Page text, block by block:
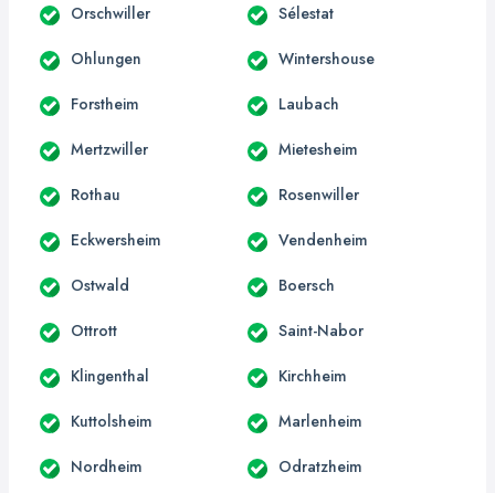
Orschwiller Sélestat
Ohlungen Wintershouse
Forstheim Laubach
Mertzwiller Mietesheim
Rothau Rosenwiller
Eckwersheim Vendenheim
Ostwald Boersch
Ottrott Saint-Nabor
Klingenthal Kirchheim
Kuttolsheim Marlenheim
Nordheim Odratzheim